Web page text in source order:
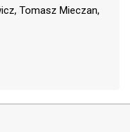
Tomasz Mieczan,